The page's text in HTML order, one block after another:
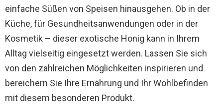
einfache Süßen von Speisen hinausgehen. Ob in der
Küche, für Gesundheitsanwendungen oder in der
Kosmetik – dieser exotische Honig kann in Ihrem
Alltag vielseitig eingesetzt werden. Lassen Sie sich
von den zahlreichen Möglichkeiten inspirieren und
bereichern Sie Ihre Ernährung und Ihr Wohlbefinden
mit diesem besonderen Produkt.